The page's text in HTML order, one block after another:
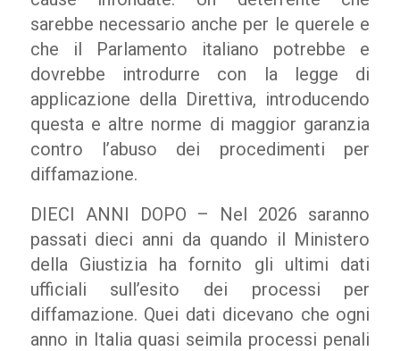
sarebbe necessario anche per le querele e
che il Parlamento italiano potrebbe e
dovrebbe introdurre con la legge di
applicazione della Direttiva, introducendo
questa e altre norme di maggior garanzia
contro l’abuso dei procedimenti per
diffamazione.
DIECI ANNI DOPO – Nel 2026 saranno
passati dieci anni da quando il Ministero
della Giustizia ha fornito gli ultimi dati
ufficiali sull’esito dei processi per
diffamazione. Quei dati dicevano che ogni
anno in Italia quasi seimila processi penali